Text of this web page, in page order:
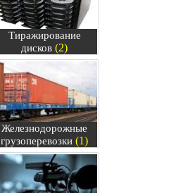
Тиражирование
дисков (2)
Железнодорожные
грузоперевозки (1)